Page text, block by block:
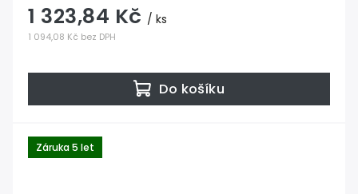
1 094,08 Kč bez DPH
1 323,84 Kč / ks
Do košíku
Záruka 5 let